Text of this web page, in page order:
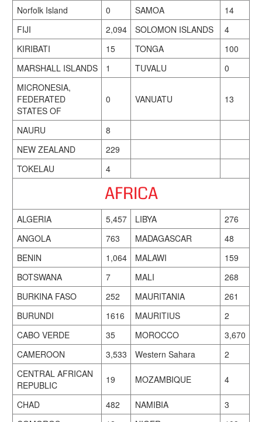
Norfolk Island 0 SAMOA
14
FIJI
2,094 SOLOMON ISLANDS
4
KIRIBATI
15 TONGA
100
MARSHALL ISLANDS
1 TUVALU
0
MICRONESIA,
FEDERATED
STATES OF
0 VANUATU 13
NAURU
8
NEW ZEALAND
229
TOKELAU
4
AFRICA
ALGERIA 5,457 LIBYA
276
ANGOLA
763 MADAGASCAR
48
BENIN
1,064 MALAWI
159
BOTSWANA
7 MALI
268
BURKINA FASO
252 MAURITANIA
261
BURUNDI
1616 MAURITIUS
2
CABO VERDE
35 MOROCCO
3,670
CAMEROON
3,533 Western Sahara
2
CENTRAL AFRICAN
REPUBLIC
19 MOZAMBIQUE 4
CHAD 482 NAMIBIA
3